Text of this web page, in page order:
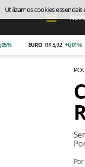
EURO R$ 5,92 +0,01%
Por
Utilizamos cookies